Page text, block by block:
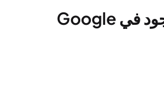
📄 الطريقة 1: الإدراج من مخطط جانت موجود في Google